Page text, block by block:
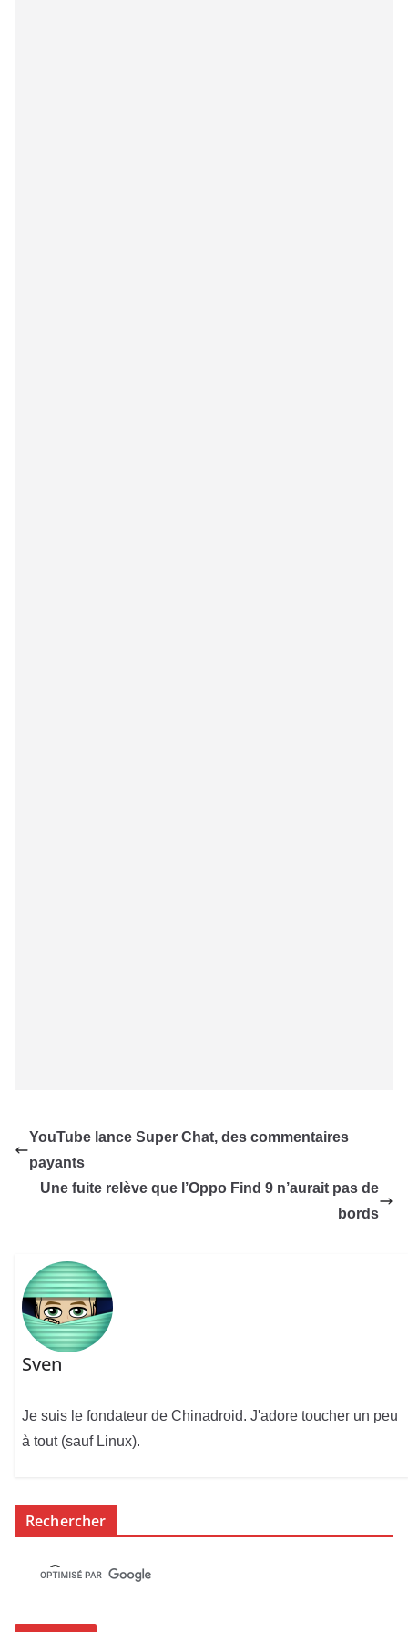
YouTube lance Super Chat, des commentaires
payants
Une fuite relève que l’Oppo Find 9 n’aurait pas de
bords
Sven
Je suis le fondateur de Chinadroid. J'adore toucher un peu
à tout (sauf Linux).
Rechercher